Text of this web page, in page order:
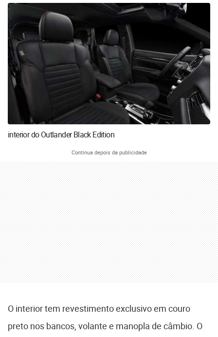
interior do Outlander Black Edition
Continua depois da publicidade
O interior tem revestimento exclusivo em couro
preto nos bancos, volante e manopla de câmbio. O